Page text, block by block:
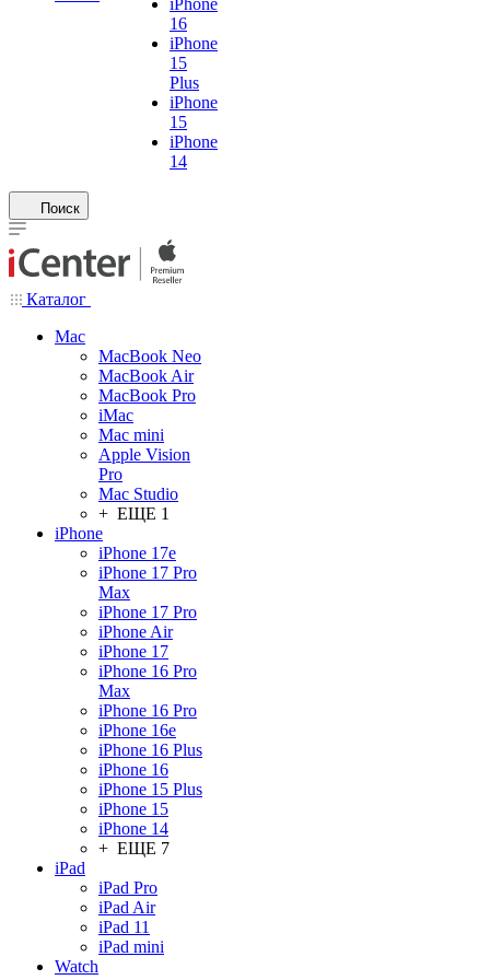
iPhone
16
iPhone
15
Plus
iPhone
15
iPhone
14
Поиск
Каталог
Mac
MacBook Neo
MacBook Air
MacBook Pro
iMac
Mac mini
Apple Vision
Pro
Mac Studio
+ ЕЩЕ 1
iPhone
iPhone 17e
iPhone 17 Pro
Max
iPhone 17 Pro
iPhone Air
iPhone 17
iPhone 16 Pro
Max
iPhone 16 Pro
iPhone 16e
iPhone 16 Plus
iPhone 16
iPhone 15 Plus
iPhone 15
iPhone 14
+ ЕЩЕ 7
iPad
iPad Pro
iPad Air
iPad 11
iPad mini
Watch